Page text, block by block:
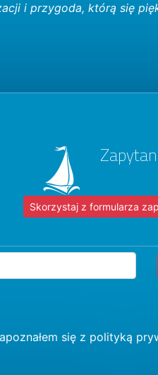
i przygoda, którą się
Skorzystaj z formularza
się z polityką